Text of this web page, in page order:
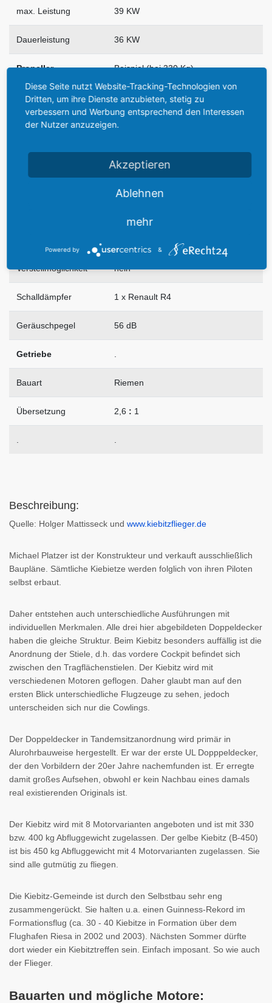
max. Leistung 39 KW
Dauerleistung 36 KW
Propeller Beispiel (bei 330 Kg)
Hersteller Platzer
Modell 200x 125
Blätter 2
Verstellmöglichkeit nein
Schalldämpfer 1 x Renault R4
Geräuschpegel 56 dB
Getriebe
Bauart Riemen
Übersetzung 2,6 : 1
Beschreibung:
Quelle: Holger Mattisseck und www.kiebitzflieger.de
Michael Platzer ist der Konstrukteur und verkauft ausschließlich
Baupläne. Sämtliche Kiebietze werden folglich von ihren Piloten
selbst erbaut.
Daher entstehen auch unterschiedliche Ausführungen mit
individuellen Merkmalen. Alle drei hier abgebildeten Doppeldecker
haben die gleiche Struktur. Beim Kiebitz besonders auffällig ist die
Anordnung der Stiele, d.h. das vordere Cockpit befindet sich
zwischen den Tragflächenstielen. Der Kiebitz wird mit
verschiedenen Motoren geflogen. Daher glaubt man auf den
ersten Blick unterschiedliche Flugzeuge zu sehen, jedoch
unterscheiden sich nur die Cowlings.
Der Doppeldecker in Tandemsitzanordnung wird primär in
Alurohrbauweise hergestellt. Er war der erste UL Dopppeldecker,
der den Vorbildern der 20er Jahre nachemfunden ist. Er erregte
damit großes Aufsehen, obwohl er kein Nachbau eines damals
real existierenden Originals ist.
Der Kiebitz wird mit 8 Motorvarianten angeboten und ist mit 330
bzw. 400 kg Abfluggewicht zugelassen. Der gelbe Kiebitz (B-450)
ist bis 450 kg Abfluggewicht mit 4 Motorvarianten zugelassen. Sie
sind alle gutmütig zu fliegen.
Die Kiebitz-Gemeinde ist durch den Selbstbau sehr eng
zusammengerückt. Sie halten u.a. einen Guinness-Rekord im
Formationsflug (ca. 30 - 40 Kiebitze in Formation über dem
Flughafen Riesa in 2002 und 2003). Nächsten Sommer dürfte
dort wieder ein Kiebitztreffen sein. Einfach imposant. So wie auch
der Flieger.
Bauarten und mögliche Motore:
Diese Seite nutzt Website-Tracking-Technologien von
Dritten, um ihre Dienste anzubieten, stetig zu
verbessern und Werbung entsprechend den Interessen
der Nutzer anzuzeigen.
Akzeptieren
Ablehnen
mehr
Powered by &